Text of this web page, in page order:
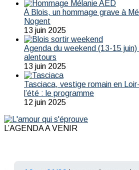
À Blois, un hommage grave à
Nogent
13 juin 2025
Agenda du weekend (13-15
alentours
13 juin 2025
Tasciaca, vestige romain en
l’été : le programme
12 juin 2025
L’AGENDA A VENIR